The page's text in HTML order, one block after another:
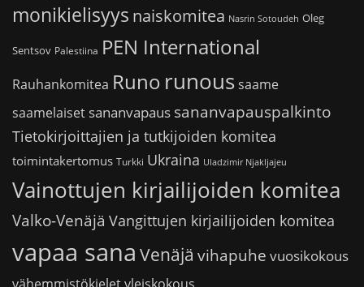
monikielisyys naiskomitea Nasrin Sotoudeh Oleg
Sentsov Palestiina PEN International
Rauhankomitea Runo runoussaame
saamelaiset sananvapaus sananvapauspalkinto
Tietokirjoittajien ja tutkijoiden komitea
toimintakertomus Turkki Ukraina Uladzimir Njakljajeu
Vainottujen kirjailijoiden komitea
Valko-Venäjä Vangittujen kirjailijoiden komitea
vapaa sana Venäjä vihapuhe vuosikokous
vähemmistökieletyleiskokous